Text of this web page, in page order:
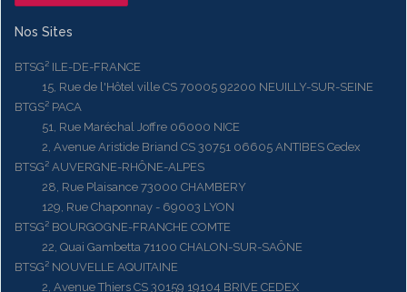
Nos Sites
BTSG² ILE-DE-FRANCE
15, Rue de l'Hôtel ville CS 70005 92200 NEUILLY-SUR-SEINE
BTGS² PACA
51, Rue Maréchal Joffre 06000 NICE
2, Avenue Aristide Briand CS 30751 06605 ANTIBES Cedex
BTSG² AUVERGNE-RHÔNE-ALPES
28, Rue Plaisance 73000 CHAMBERY
129, Rue Chaponnay - 69003 LYON
BTSG² BOURGOGNE-FRANCHE COMTE
22, Quai Gambetta 71100 CHALON-SUR-SAÔNE
BTSG² NOUVELLE AQUITAINE
2, Avenue Thiers CS 30159 19104 BRIVE CEDEX